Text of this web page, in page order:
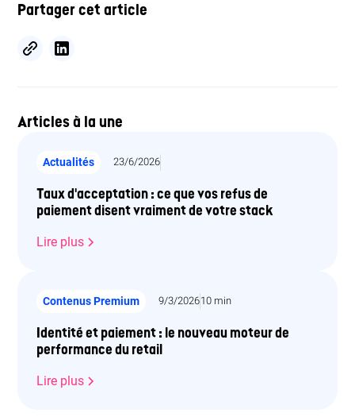
Partager cet article
Articles à la une
Actualités 23/6/2026
Taux d'acceptation : ce que vos refus de
paiement disent vraiment de votre stack
Lire plus
Contenus Premium 9/3/202610 min
Identité et paiement : le nouveau moteur de
performance du retail
Lire plus